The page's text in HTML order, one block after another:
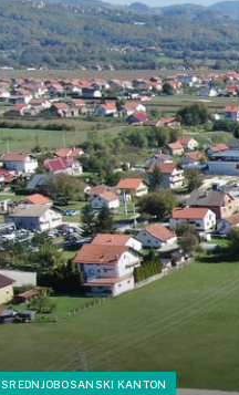
SREDNJOBOSANSKI KANTON